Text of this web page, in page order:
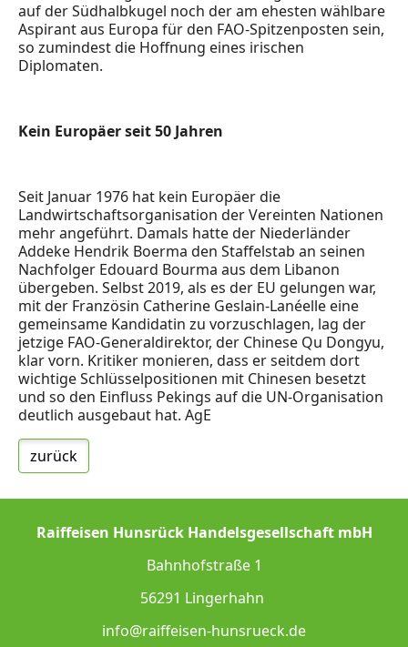
auf der Südhalbkugel noch der am ehesten wählbare
Aspirant aus Europa für den FAO-Spitzenposten sein,
so zumindest die Hoffnung eines irischen
Diplomaten.
Kein Europäer seit 50 Jahren
Seit Januar 1976 hat kein Europäer die
Landwirtschaftsorganisation der Vereinten Nationen
mehr angeführt. Damals hatte der Niederländer
Addeke Hendrik Boerma den Staffelstab an seinen
Nachfolger Edouard Bourma aus dem Libanon
übergeben. Selbst 2019, als es der EU gelungen war,
mit der Französin Catherine Geslain-Lanéelle eine
gemeinsame Kandidatin zu vorzuschlagen, lag der
jetzige FAO-Generaldirektor, der Chinese Qu Dongyu,
klar vorn. Kritiker monieren, dass er seitdem dort
wichtige Schlüsselpositionen mit Chinesen besetzt
und so den Einfluss Pekings auf die UN-Organisation
deutlich ausgebaut hat. AgE
zurück
Raiffeisen Hunsrück Handelsgesellschaft mbH
Bahnhofstraße 1
56291 Lingerhahn
info@raiffeisen-hunsrueck.de